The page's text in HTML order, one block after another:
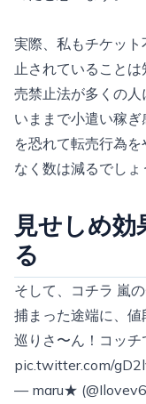
実際、私もチケッ
止されていること
売禁止法が多くの人
いままで小遣い稼
を恐れて転売行為
なく数は減るでしょ
見せしめ
る
そして、コチラ 嵐
捕まった途端に、値
巡りさ〜ん！コッチ
pic.twitter.com/
— maru★